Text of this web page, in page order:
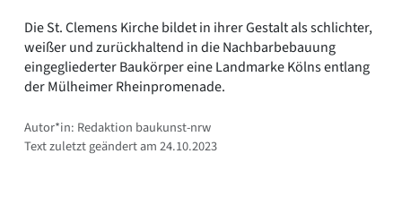
Die St. Clemens Kirche bildet in ihrer Gestalt als schlichter,
weißer und zurückhaltend in die Nachbarbebauung
eingegliederter Baukörper eine Landmarke Kölns entlang
der Mülheimer Rheinpromenade.
Autor*in: Redaktion baukunst-nrw
Text zuletzt geändert am 24.10.2023